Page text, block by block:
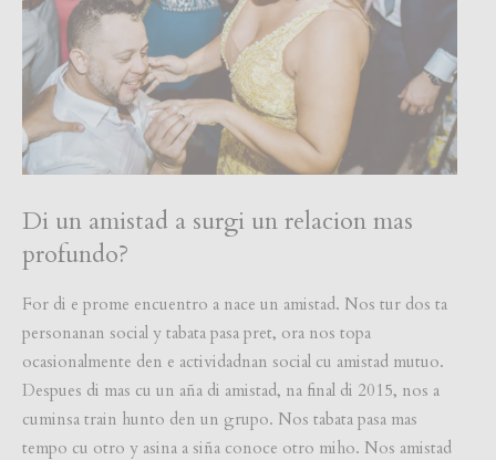
Di un amistad a surgi un relacion mas
profundo?
For di e prome encuentro a nace un amistad. Nos tur dos ta
personanan social y tabata pasa pret, ora nos topa
ocasionalmente den e actividadnan social cu amistad mutuo.
Despues di mas cu un aña di amistad, na final di 2015, nos a
cuminsa train hunto den un grupo. Nos tabata pasa mas
tempo cu otro y asina a siña conoce otro miho. Nos amistad